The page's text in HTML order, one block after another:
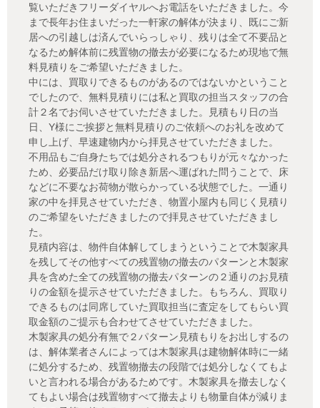
覧いただきフリーダイヤルへお電話をいただきました。今
まで長年お住まいだった一軒家の解体が決まり、既にご新
居への引越しは済んでいらっしゃり、残りは全て不要品と
なるため解体前に残置物の撤去が必要になるため現地で無
料見積りをご希望いただきました。
中には、買取りできるものがあるのではないかということ
でしたので、無料見積りには私と買取の担当スタッフの合
計２名でお伺いさせていただきました。見積もり日の当
日、Y様にご挨拶と無料見積りのご依頼へのお礼を改めて
申し上げ、早速建物内から拝見させていただきました。
不用品もご自身たちでは処分されるつもりが元々なかった
ため、必要品だけ取り除き新居へ運ばれた問うことで、床
などに不要なお荷物が散らかっている状態でした。一通り
家の中を拝見させていただき、物置小屋内も同じく見積り
のご希望をいただきましたので拝見させていただきまし
た。
見積内容は、物件自体解してしまうということで木製家具
を残してその他すべての残置物の撤去のパターンと木製家
具を含めた全ての残置物の撤去パターンの２通りのお見積
りの金額を提示させていただきました。もちろん、買取り
できるものは同席していた買取担当に査定をしてもらい買
取金額のご提示も合わせてさせていただきました。
木製家具の処分有無で２パターン見積もりをお出しするの
は、解体業者さんによっては木製家具は建物解体時に一緒
に処分するため、残置物撤去の段階では処分しなくてもよ
いと言われる場合があるためです。木製家具を撤去しなく
てもよい場合は残置物すべて撤去よりも物量自体が減りま